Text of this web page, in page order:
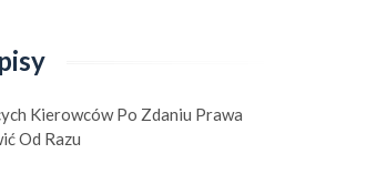
Kierowców Po Zdaniu Prawa
Od Razu